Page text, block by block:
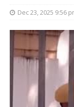
Dec 23, 2025 9:56